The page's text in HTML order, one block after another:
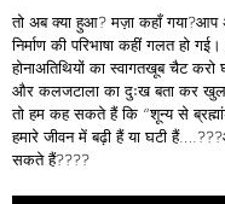
तो अब क्या हुआ? मज़ा कहाँ
निर्माण की परिभाषा कहीं गलत हो
होनाअतिथियों का स्वागतखूब चैट
और कलजटाला का दुःख बता कर खुल
तो हम कह सकते हैं कि “शून्य से
हमारे जीवन में बढ़ी हैं या घटी
सकते हैं????